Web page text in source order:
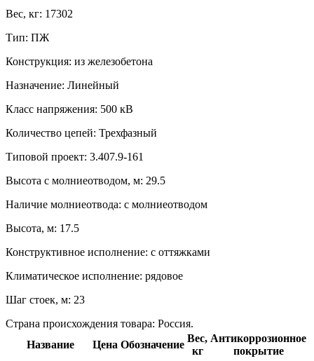
Вес, кг: 17302
Тип: ПЖ
Конструкция: из железобетона
Назначение: Линейный
Класс напряжения: 500 кВ
Количество цепей: Трехфазный
Типовой проект: 3.407.9-161
Высота с молниеотводом, м: 29.5
Наличие молниеотвода: с молниеотводом
Высота, м: 17.5
Конструктивное исполнение: с оттяжками
Климатическое исполнение: рядовое
Шаг стоек, м: 23
Страна происхождения товара: Россия.
Название
Цена Обозначение
Вес,
кг
Антикоррозионное
покрытие